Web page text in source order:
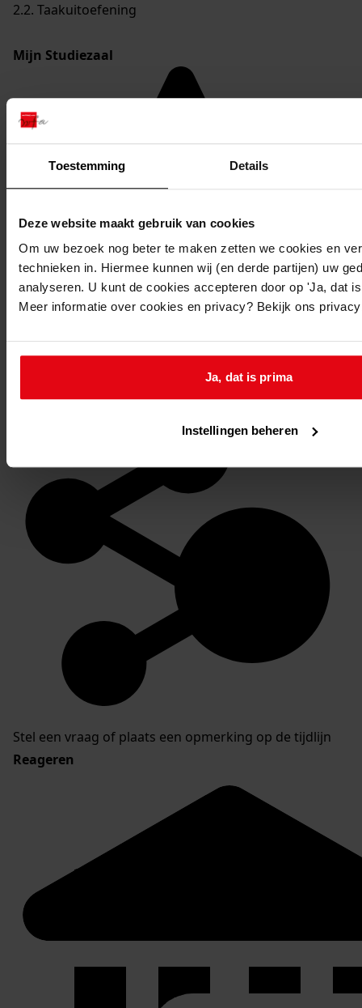
Toestemming Details
Deze website maakt gebruik van cookies
Om uw bezoek nog beter te maken zetten we cookies en
technieken in. Hiermee kunnen wij (en derde partijen) uw
analyseren. U kunt de cookies accepteren door op 'Ja, dat
Meer informatie over cookies en privacy? Bekijk ons
Ja, dat is prima
Instellingen beheren
2.2. Taakuitoefening
Mijn Studiezaal
Stel een vraag of plaats een opmerking op de tijdlijn
Reageren